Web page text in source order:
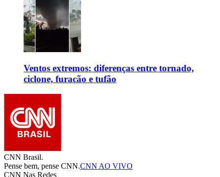
Ventos extremos: diferenças entre tornado,
ciclone, furacão e tufão
CNN Brasil.
Pense bem, pense CNN.CNN AO VIVO
CNN Nas Redes